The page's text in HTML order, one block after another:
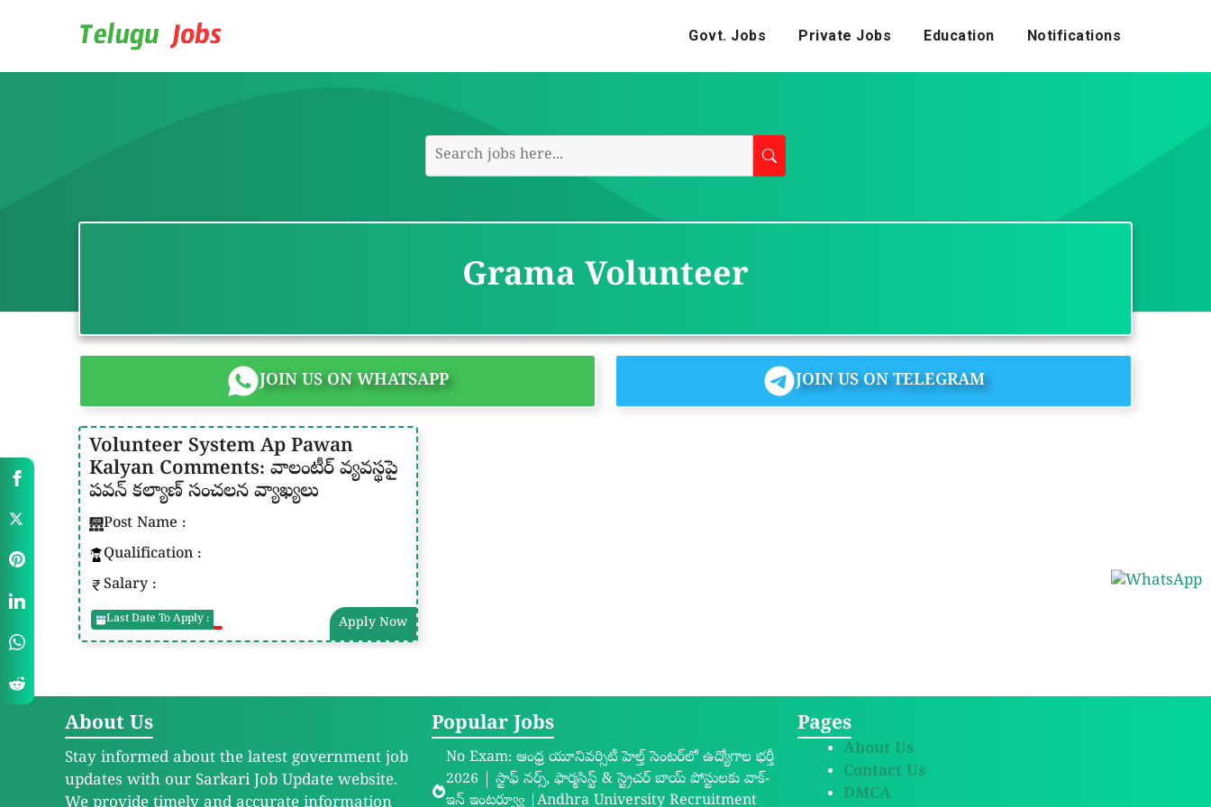
Govt. Jobs Private Jobs Education Notifications
Grama Volunteer
JOIN US ON WHATSAPP JOIN US ON TELEGRAM
Volunteer System Ap Pawan
Kalyan Comments: వాలంటీర్ వ్యవస్థపై
పవన్ కల్యాణ్ సంచలన వ్యాఖ్యలు
Post Name :
Qualification :
Salary :
Last Date To Apply : Apply Now
About Us
Stay informed about the latest government job
updates with our Sarkari Job Update website.
Popular Jobs
No Exam: ఆంధ్ర యూనివర్సిటీ హెల్త్ సెంటర్‌లో ఉద్యోగాల భర్తీ
2026 | స్టాఫ్ నర్స్, ఫార్మసిస్ట్ & స్ట్రెచర్ బాయ్ పోస్టులకు వాక్-
ఇన్ ఇంటర్వ్యూ |Andhra University Recruitment
Pages
About Us
Contact Us
DMCA